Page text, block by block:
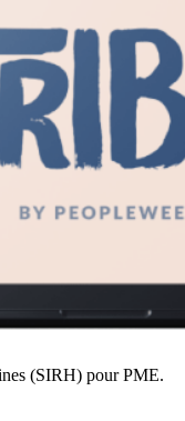
(SIRH) pour PME.